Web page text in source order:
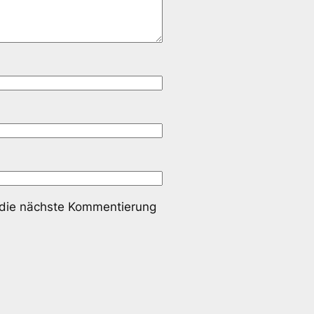
nächste Kommentierung